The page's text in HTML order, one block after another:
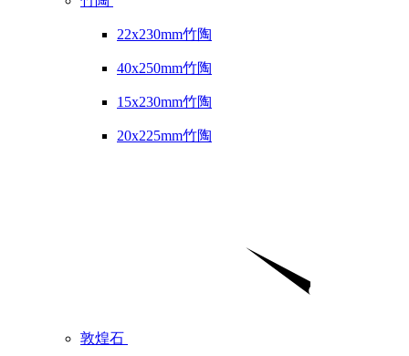
22x230mm竹陶
40x250mm竹陶
15x230mm竹陶
20x225mm竹陶
敦煌石